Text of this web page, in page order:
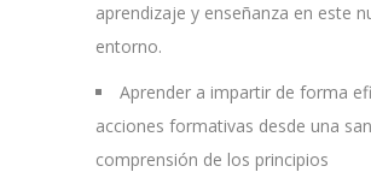
aprendizaje y enseñanza en este
entorno.
Aprender a impartir de forma
acciones formativas desde una
comprensión de los principios